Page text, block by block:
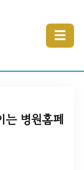
☰
는 병원홈페